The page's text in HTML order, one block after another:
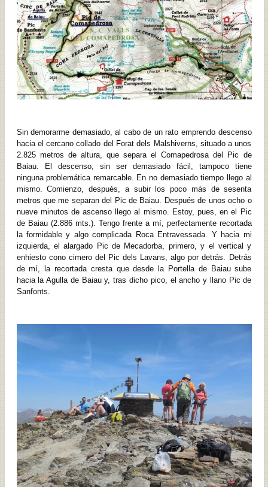
Sin demorarme demasiado, al cabo de un rato emprendo descenso
hacia el cercano collado del Forat dels Malshiverns, situado a unos
2.825 metros de altura, que separa el Comapedrosa del Pic de
Baiau. El descenso, sin ser demasiado fácil, tampoco tiene
ninguna problemática remarcable. En no demasiado tiempo llego al
mismo. Comienzo, después, a subir los poco más de sesenta
metros que me separan del Pic de Baiau. Después de unos ocho o
nueve minutos de ascenso llego al mismo. Estoy, pues, en el Pic
de Baiau (2.886 mts.). Tengo frente a mí, perfectamente recortada
la formidable y algo complicada Roca Entravessada. Y hacia mi
izquierda, el alargado Pic de Mecadorba, primero, y el vertical y
enhiesto cono cimero del Pic dels Lavans, algo por detrás. Detrás
de mí, la recortada cresta que desde la Portella de Baiau sube
hacia la Agulla de Baiau y, tras dicho pico, el ancho y llano Pic de
Sanfonts.